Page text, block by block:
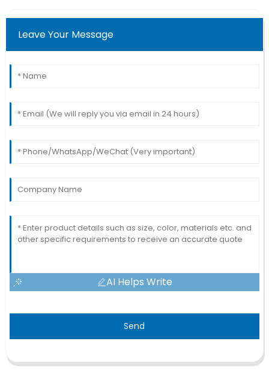
Leave Your Message
AI Helps Write
Send